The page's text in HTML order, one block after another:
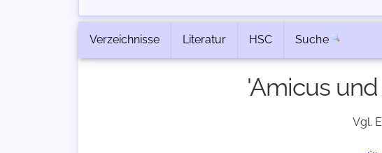
Verzeichnisse Literatur HSC Suche
'Amicus
Vgl.